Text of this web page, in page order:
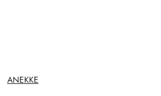
NAZWA
PRODUCENTA:
ANEKKE